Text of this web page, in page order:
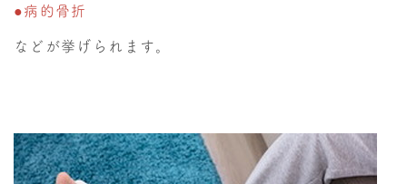
●病的骨折
などが挙げられます。